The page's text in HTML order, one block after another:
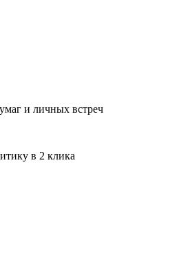
и личных встреч
в 2 клика